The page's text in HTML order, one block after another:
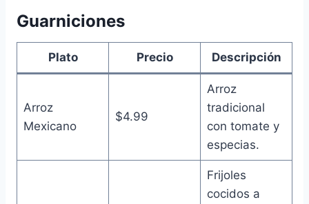
Guarniciones
Plato Precio Descripción
Arroz
Mexicano
$4.99
Arroz
tradicional
con tomate y
especias.
Frijoles
cocidos a